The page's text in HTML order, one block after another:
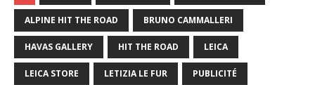
ALPINE HIT THE ROAD BRUNO CAMMALLERI
HAVAS GALLERY HIT THE ROAD LEICA
LEICA STORE LETIZIA LE FUR PUBLICITÉ